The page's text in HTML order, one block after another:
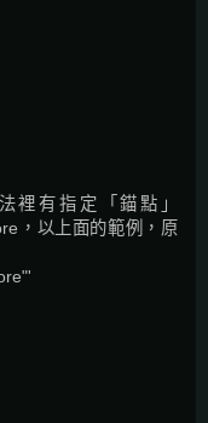
裡有指定「錨點」
，以上面的範例，原